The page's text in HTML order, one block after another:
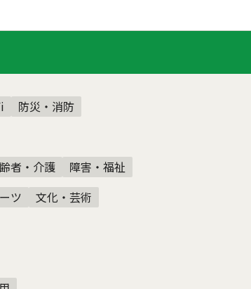
防災・消防
者・介護 障害・福祉
ツ 文化・芸術